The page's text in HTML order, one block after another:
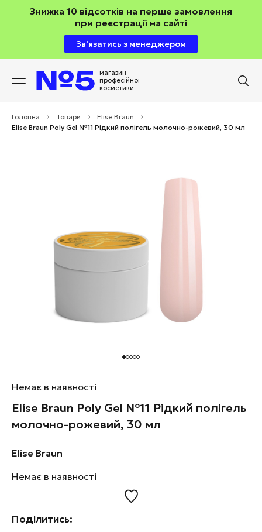
Знижка 10 відсотків на перше замовлення
при реєстрації на сайті
Зв'язатись з менеджером
магазин
професійної
косметики
Головна > Товари > Elise Braun
>
Elise Braun Poly Gel №11 Рідкий полігель молочно-рожевий, 30 мл
Немає в наявності
Elise Braun Poly Gel №11 Рідкий полігель
молочно-рожевий, 30 мл
Elise Braun
Немає в наявності
Поділитись: